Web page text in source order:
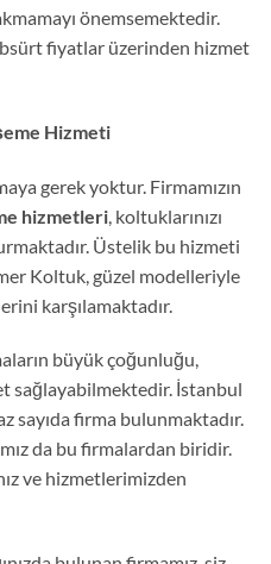
önemsemektedir.
fiyatlar üzerinden hizmet
Hizmeti
gerek yoktur. Firmamızın
hizmetleri , koltuklarınızı
Üstelik bu hizmeti
Koltuk, güzel modelleriyle
karşılamaktadır.
büyük çoğunluğu,
sağlayabilmektedir. İstanbul
sayıda firma bulunmaktadır.
da bu firmalardan biridir.
ve hizmetlerimizden